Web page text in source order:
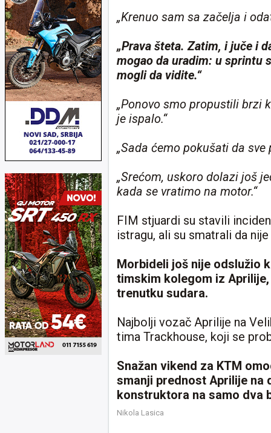
„Krenuo sam sa začelja i
„Prava šteta. Zatim, i juče i
mogao da uradim: u sprintu
mogli da vidite.“
„Ponovo smo propustili brzi
je ispalo.“
„Sada ćemo pokušati da
„Srećom, uskoro dolazi još
kada se vratimo na motor.“
FIM stjuardi su stavili
istragu, ali su smatrali da
Morbideli još nije odslužio
timskim kolegom iz
trenutku sudara.
Najbolji vozač Aprilije na
tima Trackhouse, koji se
Snažan vikend za KTM
smanji prednost Aprilije na
konstruktora na samo dva
Nikola Lasica